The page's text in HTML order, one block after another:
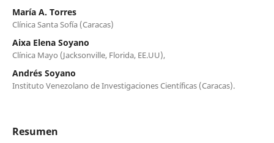
María A. Torres
Clínica Santa Sofía (Caracas)
Aixa Elena Soyano
Clínica Mayo (Jacksonville, Florida, EE.UU),
Andrés Soyano
Instituto Venezolano de Investigaciones Científicas (Caracas).
Resumen